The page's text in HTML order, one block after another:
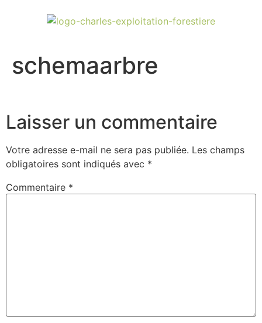
schemaarbre
Laisser un commentaire
Votre adresse e-mail ne sera pas publiée. Les champs
obligatoires sont indiqués avec *
Commentaire *